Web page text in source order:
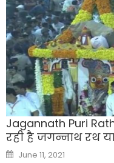
Jagannath Puri
रही है जगन्नाथ रथ
Posted
on
June 11, 2021